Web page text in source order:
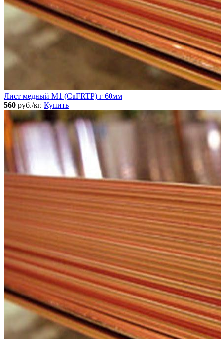
Лист медный М1 (CuFRTP) г 60мм
560 руб./кг. Купить